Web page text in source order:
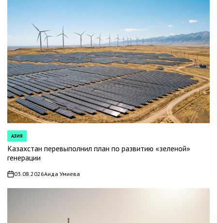
POSTED
IN
АЗИЯ
Казахстан перевыполнил план по развитию «зеленой»
генерации
on03.08.2026Аида Умиева